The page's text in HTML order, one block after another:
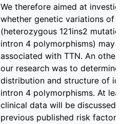
We therefore aimed at
whether genetic variations of
(heterozygous 121ins2
intron 4 polymorphisms) may
associated with TTN. An other
our research was to determine
distribution and structure of
intron 4 polymorphisms. At
clinical data will be discussed
previous published risk